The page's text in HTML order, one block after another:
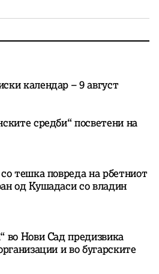
кога Македонија се раѓаше
календар – 9 август
средби“ посветени на
тешка повреда на рбетниот
од Кушадаси со владин
во Нови Сад предизвика
и во бугарските